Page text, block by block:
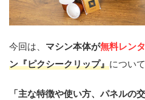
今回は、 マシン本体が無料レン
ン『ピクシークリップ』について
「主な特徴や使い方、パネルの